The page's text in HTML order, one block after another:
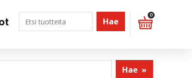
Hae
0
Hae »